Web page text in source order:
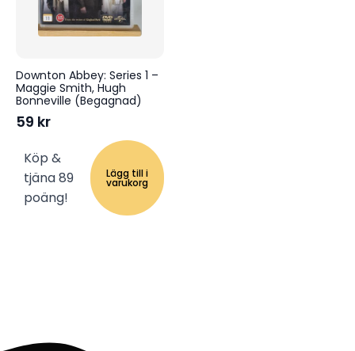
Downton Abbey: Series 1 –
Maggie Smith, Hugh
Bonneville (Begagnad)
59 kr
Köp &
tjäna 89
poäng!
Lägg till i
varukorg